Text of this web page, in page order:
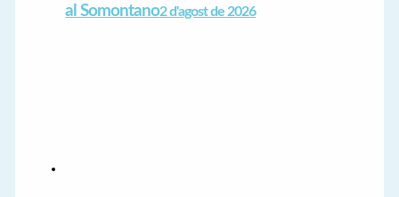
al Somontano2 d'agost de 2026